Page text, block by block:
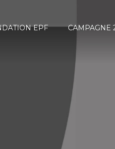
EPF CAMPAGNE